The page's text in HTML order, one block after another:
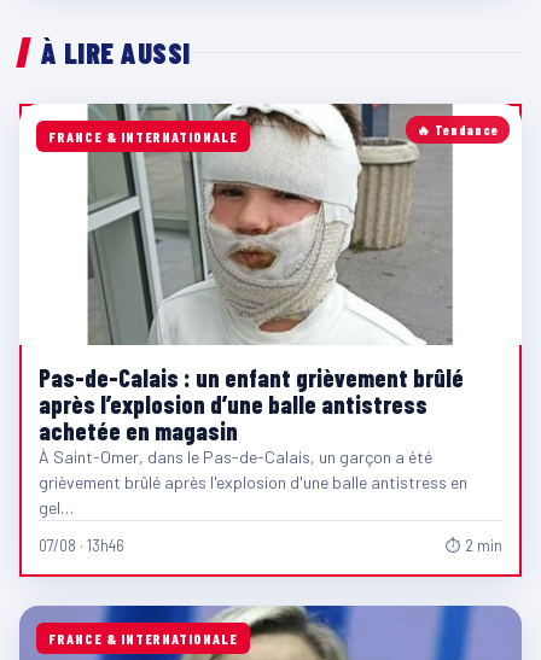
À LIRE AUSSI
🔥 Tendance
FRANCE & INTERNATIONALE
Pas-de-Calais : un enfant grièvement brûlé
après l’explosion d’une balle antistress
achetée en magasin
À Saint-Omer, dans le Pas-de-Calais, un garçon a été
grièvement brûlé après l'explosion d'une balle antistress en
gel…
07/08 · 13h46 ⏱ 2 min
FRANCE & INTERNATIONALE